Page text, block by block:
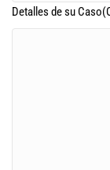
Detalles de su Caso